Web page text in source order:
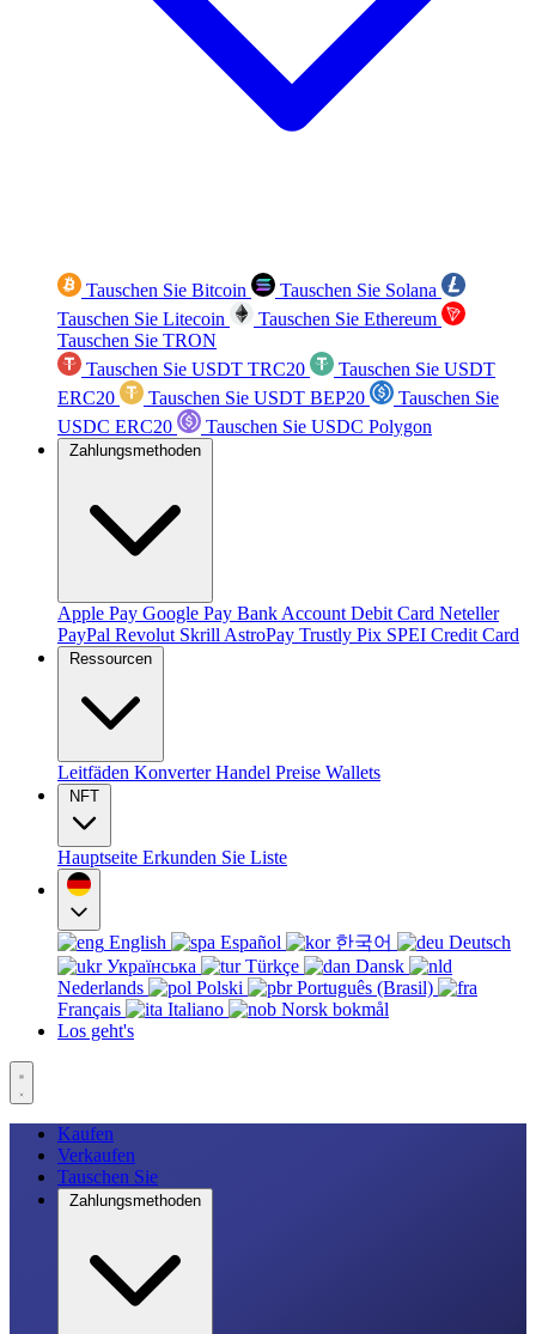
Tauschen Sie Bitcoin
Tauschen Sie Solana
Tauschen Sie Litecoin
Tauschen Sie Ethereum
Tauschen Sie TRON
Tauschen Sie USDT TRC20
Tauschen Sie USDT
ERC20
Tauschen Sie USDT BEP20
Tauschen Sie
USDC ERC20
Tauschen Sie USDC Polygon
Zahlungsmethoden
Apple Pay Google Pay Bank Account Debit Card Neteller
PayPal Revolut Skrill AstroPay Trustly Pix SPEI Credit Card
Ressourcen
Leitfäden KonverterHandel Preise Wallets
NFT
Hauptseite Erkunden Sie Liste
English Español 한국어
Deutsch
Українська
Türkçe
Dansk
Nederlands
Polski
Português (Brasil)
Français
Italiano
Norsk bokmål
Los geht's
Kaufen
Verkaufen
Tauschen Sie
Zahlungsmethoden